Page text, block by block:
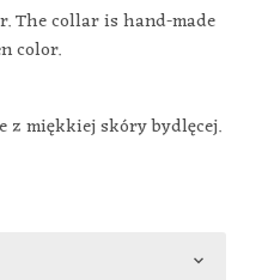
The collar is hand-made
color.
z miękkiej skóry bydlęcej.